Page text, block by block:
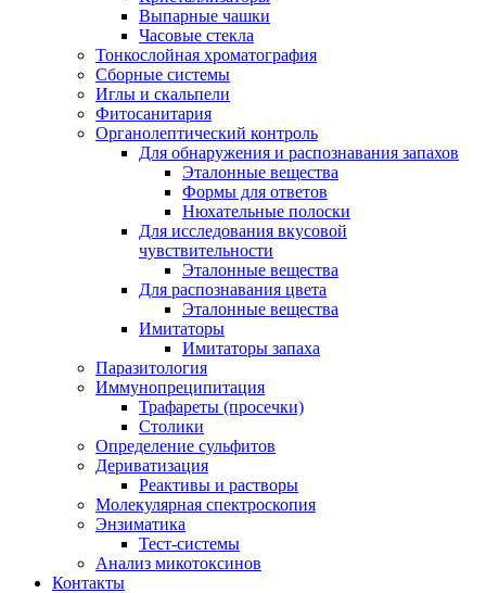
Выпарные чашки
Часовые стекла
Тонкослойная хроматография
Сборные системы
Иглы и скальпели
Фитосанитария
Органолептический контроль
Для обнаружения и распознавания запахов
Эталонные вещества
Формы для ответов
Нюхательные полоски
Для исследования вкусовой
чувствительности
Эталонные вещества
Для распознавания цвета
Эталонные вещества
Имитаторы
Имитаторы запаха
Паразитология
Иммунопреципитация
Трафареты (просечки)
Столики
Определение сульфитов
Дериватизация
Реактивы и растворы
Молекулярная спектроскопия
Энзиматика
Тест-системы
Анализ микотоксинов
Контакты